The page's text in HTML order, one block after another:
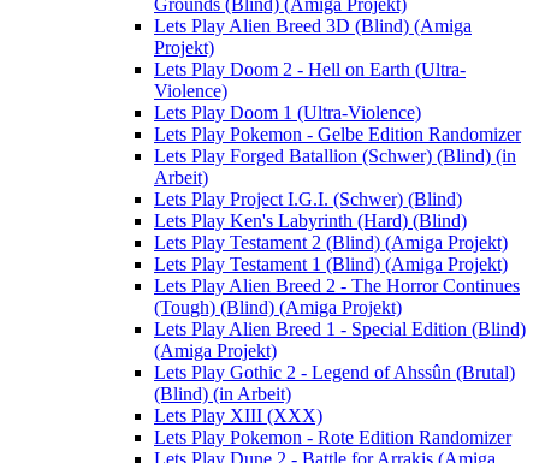
Lets Play Alien Breed 3D (Blind) (Amiga
Projekt)
Lets Play Doom 2 - Hell on Earth (Ultra-
Violence)
Lets Play Doom 1 (Ultra-Violence)
Lets Play Pokemon - Gelbe Edition Randomizer
Lets Play Forged Batallion (Schwer) (Blind) (in
Arbeit)
Lets Play Project I.G.I. (Schwer) (Blind)
Lets Play Ken's Labyrinth (Hard) (Blind)
Lets Play Testament 2 (Blind) (Amiga Projekt)
Lets Play Testament 1 (Blind) (Amiga Projekt)
Lets Play Alien Breed 2 - The Horror Continues
(Tough) (Blind) (Amiga Projekt)
Lets Play Alien Breed 1 - Special Edition (Blind)
(Amiga Projekt)
Lets Play Gothic 2 - Legend of Ahssûn (Brutal)
(Blind) (in Arbeit)
Lets Play XIII (XXX)
Lets Play Pokemon - Rote Edition Randomizer
Lets Play Dune 2 - Battle for Arrakis (Amiga